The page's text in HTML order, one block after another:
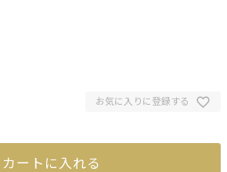
お気に入りに登録する
カートに入れる